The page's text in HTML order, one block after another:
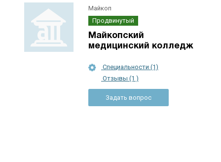
Майкоп
Продвинутый
Майкопский
медицинский колледж
Специальности (1)
Отзывы (1 )
Задать вопрос